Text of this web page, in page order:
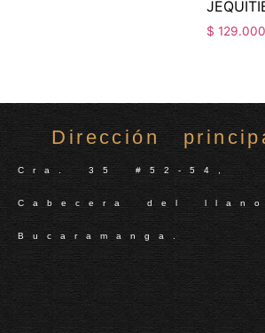
$ 129.000
Dirección
Cra. 35 #52-54,
Cabecera del
Bucaramanga.